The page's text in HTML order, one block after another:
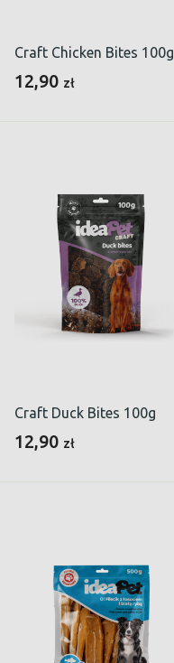
Craft Chicken Bites 100g
12,90 zł
Craft Duck Bites 100g
12,90 zł